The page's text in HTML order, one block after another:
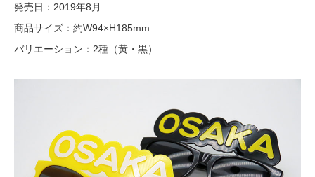
発売日：2019年8月
商品サイズ：約W94×H185mm
バリエーション：2種（黄・黒）